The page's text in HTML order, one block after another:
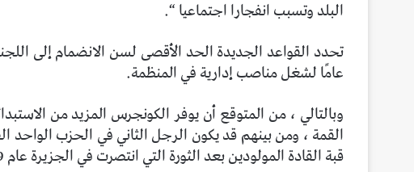
البلد وتسبب انفجارا اجتماعيا “.
عامًا لشغل مناصب إدارية في المنظمة.
وبالتالي ، من المتوقع أن يوفر الكونجرس المزيد من
القمة ، ومن بينهم قد يكون الرجل الثاني في الحزب الواحد
قبة القادة المولودين بعد الثورة التي انتصرت في الجزيرة عام 1959.